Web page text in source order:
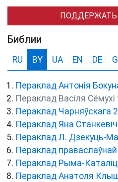
ПОДДЕРЖАТЬ
Библии
RU BY UA EN DE
Пераклад Антонія
Пераклад Васіля Сёмухі
Пераклад Чарняўскага
Пераклад Яна
Пераклад Л. Дзекуць-
Пераклад
Пераклад Рыма-
Пераклад Анатоля